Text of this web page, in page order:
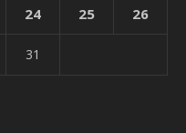
24 25 26
31